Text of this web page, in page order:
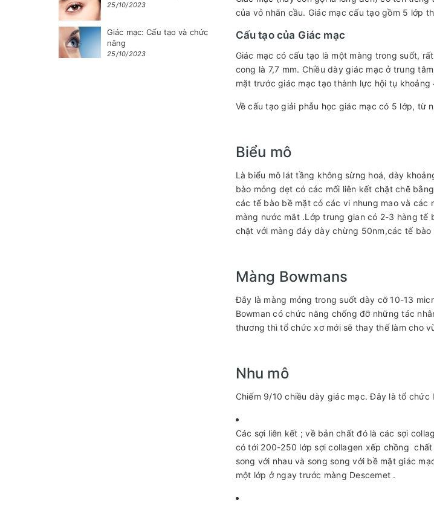
của vỏ nhãn cầu. Giác mạc cấu tạo gồm 5 lớp
Cấu tạo của Giác mạc
Giác mạc có cấu tạo là một màng trong suốt,
cong là 7,7 mm. Chiều dày giác mạc ở trung
mặt trước giác mạc tạo thành lực hội tụ
Về cấu tạo giải phẫu học giác mạc có 5 lớp, từ
Biểu mô
Là biểu mô lát tầng không sừng hoá, dày
bào mỏng dẹt có các mối liên kết chặt chẽ
các tế bào bề mặt có các vi nhung mao và các
màng nước mắt .Lớp trung gian có 2-3 hàng tế
chặt với màng đáy dày chừng 50nm,các tế
Màng Bowmans
Đây là màng mỏng trong suốt dày cỡ 10-13
Bowman có chức năng chống đỡ những tác
thương thì tổ chức xơ mới sẽ thay thế làm cho
Nhu mô
Chiếm 9/10 chiều dày giác mạc. Đây là tổ chức
Các sợi liên kết ; về bản chất đó là các sợi
có tới 200-250 lớp sợi collagen xếp chồng
song với nhau và song song với bề mặt giác
một lớp ở ngay trước màng Descemet .
25/10/2023
Giác mạc: Cấu tạo và chức
năng
25/10/2023